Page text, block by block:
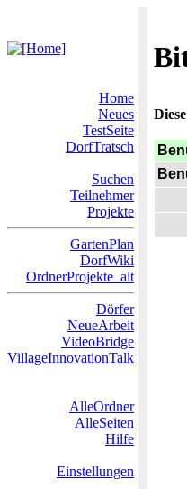
Home
Neues
TestSeite
DorfTratsch
Suchen
Teilnehmer
Projekte
GartenPlan
DorfWiki
OrdnerProjekte_alt
Dörfer
NeueArbeit
VideoBridge
VillageInnovationTalk
AlleOrdner
AlleSeiten
Hilfe
Einstellungen